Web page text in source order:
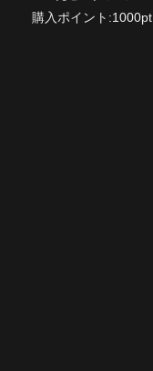
購入ポイント:1000pt